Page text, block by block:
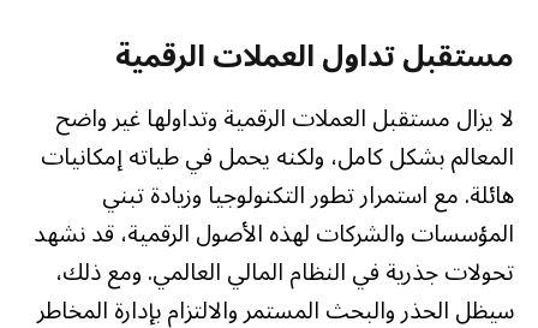
مستقبل تداول العملات الرقمية
لا يزال مستقبل العملات الرقمية وتداولها غير واضح
المعالم بشكل كامل، ولكنه يحمل في طياته إمكانيات
هائلة. مع استمرار تطور التكنولوجيا وزيادة تبني
المؤسسات والشركات لهذه الأصول الرقمية، قد نشهد
تحولات جذرية في النظام المالي العالمي. ومع ذلك،
سيظل الحذر والبحث المستمر والالتزام بإدارة المخاطر